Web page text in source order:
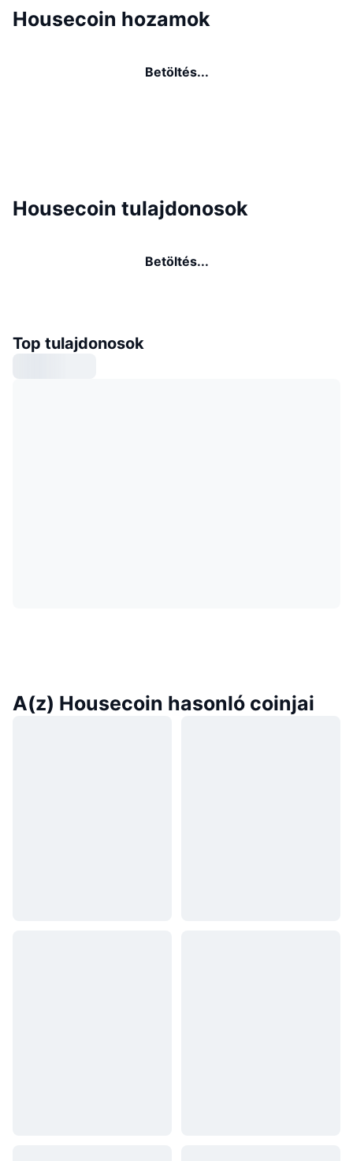
Housecoin hozamok
Betöltés...
Housecoin tulajdonosok
Betöltés...
Top tulajdonosok
A(z) Housecoin hasonló coinjai